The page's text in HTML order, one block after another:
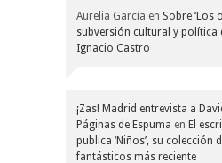
Aurelia García en Sobre ‘Los
subversión cultural y política
Ignacio Castro
¡Zas! Madrid entrevista a
Páginas de Espuma en El
publica ‘Niños’, su colección
fantásticos más reciente